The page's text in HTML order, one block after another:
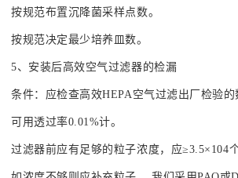
按规范布置沉降菌采样点数。
按规范决定最少培养皿数。
5、安装后高效空气过滤器的检漏
条件：应检查高效HEPA空气过滤出厂检验
可用透过率0.01%计。
过滤器前应有足够的粒子浓度，应≥3.5×104